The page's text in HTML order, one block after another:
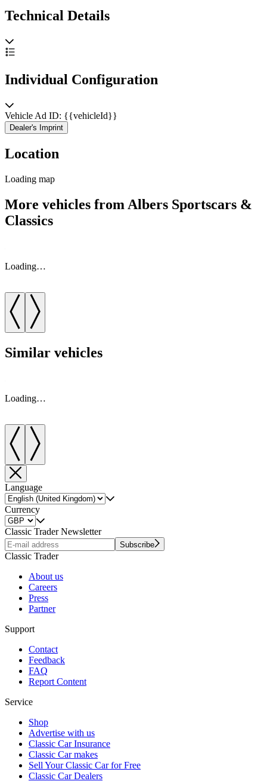
Technical Details
Individual Configuration
Vehicle Ad ID: {{vehicleId}}
Dealer's Imprint
Location
Loading map
More vehicles from Albers Sportscars &
Classics
Loading…
Similar vehicles
Loading…
Language
Currency
Classic Trader Newsletter
Subscribe
Classic Trader
About us
Careers
Press
Partner
Support
Contact
Feedback
FAQ
Report Content
Service
Shop
Advertise with us
Classic Car Insurance
Classic Car makes
Sell Your Classic Car for Free
Classic Car Dealers